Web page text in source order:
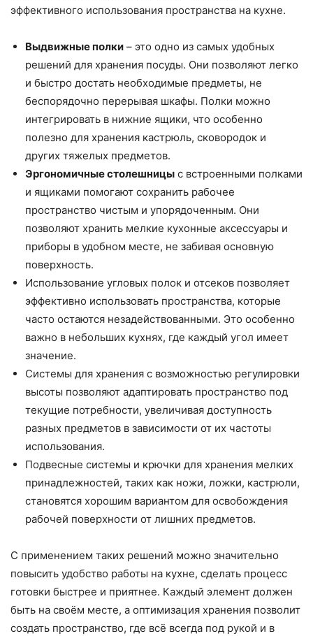
эффективного использования пространства на кухне.
Выдвижные полки – это одно из самых удобных
решений для хранения посуды. Они позволяют легко
и быстро достать необходимые предметы, не
беспорядочно перерывая шкафы. Полки можно
интегрировать в нижние ящики, что особенно
полезно для хранения кастрюль, сковородок и
других тяжелых предметов.
Эргономичные столешницы с встроенными полками
и ящиками помогают сохранить рабочее
пространство чистым и упорядоченным. Они
позволяют хранить мелкие кухонные аксессуары и
приборы в удобном месте, не забивая основную
поверхность.
Использование угловых полок и отсеков позволяет
эффективно использовать пространства, которые
часто остаются незадействованными. Это особенно
важно в небольших кухнях, где каждый угол имеет
значение.
Системы для хранения с возможностью регулировки
высоты позволяют адаптировать пространство под
текущие потребности, увеличивая доступность
разных предметов в зависимости от их частоты
использования.
Подвесные системы и крючки для хранения мелких
принадлежностей, таких как ножи, ложки, кастрюли,
становятся хорошим вариантом для освобождения
рабочей поверхности от лишних предметов.
С применением таких решений можно значительно
повысить удобство работы на кухне, сделать процесс
готовки быстрее и приятнее. Каждый элемент должен
быть на своём месте, а оптимизация хранения позволит
создать пространство, где всё всегда под рукой и в